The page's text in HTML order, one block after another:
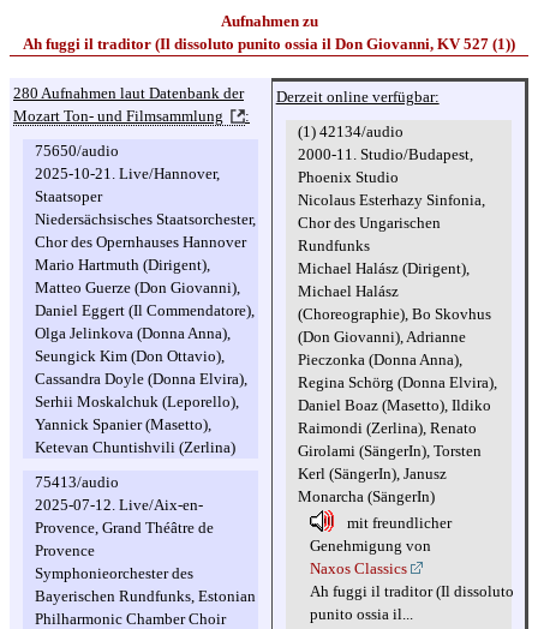
Aufnahmen zu
Ah fuggi il traditor (Il dissoluto punito ossia il Don Giovanni, KV 527 (1))
280 Aufnahmen laut Datenbank der
Mozart Ton- und Filmsammlung
:
75650/audio
2025-10-21. Live/Hannover,
Staatsoper
Niedersächsisches Staatsorchester,
Chor des Opernhauses Hannover
Mario Hartmuth (Dirigent),
Matteo Guerze (Don Giovanni),
Daniel Eggert (Il Commendatore),
Olga Jelinkova (Donna Anna),
Seungick Kim (Don Ottavio),
Cassandra Doyle (Donna Elvira),
Serhii Moskalchuk (Leporello),
Yannick Spanier (Masetto),
Ketevan Chuntishvili (Zerlina)
75413/audio
2025-07-12. Live/Aix-en-
Provence, Grand Théâtre de
Provence
Symphonieorchester des
Bayerischen Rundfunks, Estonian
Philharmonic Chamber Choir
Derzeit online verfügbar:
(1) 42134/audio
2000-11. Studio/Budapest,
Phoenix Studio
Nicolaus Esterhazy Sinfonia,
Chor des Ungarischen
Rundfunks
Michael Halász (Dirigent),
Michael Halász
(Choreographie), Bo Skovhus
(Don Giovanni), Adrianne
Pieczonka (Donna Anna),
Regina Schörg (Donna Elvira),
Daniel Boaz (Masetto), Ildiko
Raimondi (Zerlina), Renato
Girolami (SängerIn), Torsten
Kerl (SängerIn), Janusz
Monarcha (SängerIn)
mit freundlicher
Genehmigung von
Naxos Classics
Ah fuggi il traditor (Il dissoluto
punito ossia il...